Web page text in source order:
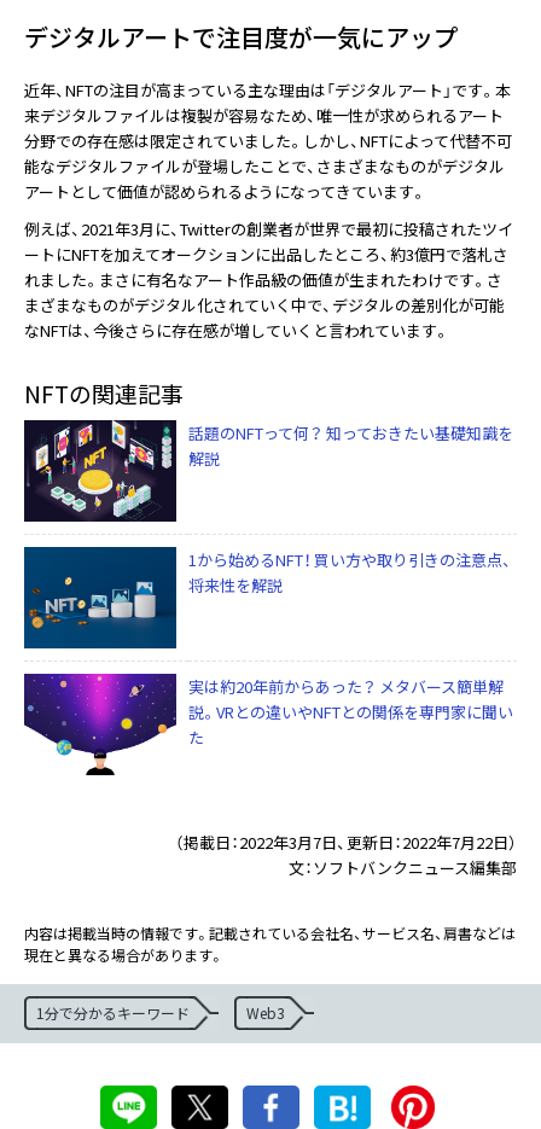
デジタルアートで注目度が一気にアップ
近年、NFTの注目が高まっている主な理由は「デジタルアート」です。本
来デジタルファイルは複製が容易なため、唯一性が求められるアート
分野での存在感は限定されていました。しかし、NFTによって代替不可
能なデジタルファイルが登場したことで、さまざまなものがデジタル
アートとして価値が認められるようになってきています。
例えば、2021年3月に、Twitterの創業者が世界で最初に投稿されたツイ
ートにNFTを加えてオークションに出品したところ、約3億円で落札さ
れました。まさに有名なアート作品級の価値が生まれたわけです。さ
まざまなものがデジタル化されていく中で、デジタルの差別化が可能
なNFTは、今後さらに存在感が増していくと言われています。
NFTの関連記事
話題のNFTって何？ 知っておきたい基礎知識を
解説
1から始めるNFT！ 買い方や取り引きの注意点、
将来性を解説
実は約20年前からあった？ メタバース簡単解
説。VRとの違いやNFTとの関係を専門家に聞い
た
（掲載日：2022年3月7日、更新日：2022年7月22日）
文：ソフトバンクニュース編集部
内容は掲載当時の情報です。記載されている会社名、サービス名、肩書などは
現在と異なる場合があります。
1分で分かるキーワード Web3